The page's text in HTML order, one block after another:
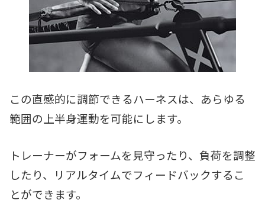
この直感的に調節できるハーネスは、あらゆる
範囲の上半身運動を可能にします。
トレーナーがフォームを見守ったり、負荷を調整
したり、リアルタイムでフィードバックするこ
とができます。